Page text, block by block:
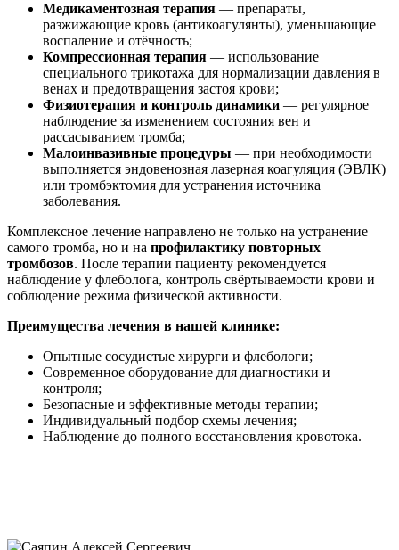
Медикаментозная терапия — препараты,
разжижающие кровь (антикоагулянты), уменьшающие
воспаление и отёчность;
Компрессионная терапия — использование
специального трикотажа для нормализации давления в
венах и предотвращения застоя крови;
Физиотерапия и контроль динамики — регулярное
наблюдение за изменением состояния вен и
рассасыванием тромба;
Малоинвазивные процедуры — при необходимости
выполняется эндовенозная лазерная коагуляция (ЭВЛК)
или тромбэктомия для устранения источника
заболевания.
Комплексное лечение направлено не только на устранение
самого тромба, но и на профилактику повторных
тромбозов. После терапии пациенту рекомендуется
наблюдение у флеболога, контроль свёртываемости крови и
соблюдение режима физической активности.
Преимущества лечения в нашей клинике:
Опытные сосудистые хирурги и флебологи;
Современное оборудование для диагностики и
контроля;
Безопасные и эффективные методы терапии;
Индивидуальный подбор схемы лечения;
Наблюдение до полного восстановления кровотока.